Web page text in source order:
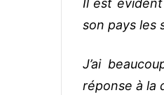
Il est évident
son pays les
J’ai
réponse à la